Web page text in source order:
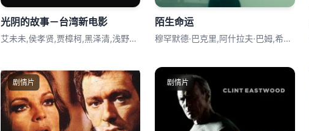
光阴的故事－台湾新电影
艾未未,侯孝贤,贾樟柯,黑泽清,浅野忠信
陌生命运
穆罕默德·巴克里,阿什拉夫·巴姆,希萨姆
剧情片 剧情片